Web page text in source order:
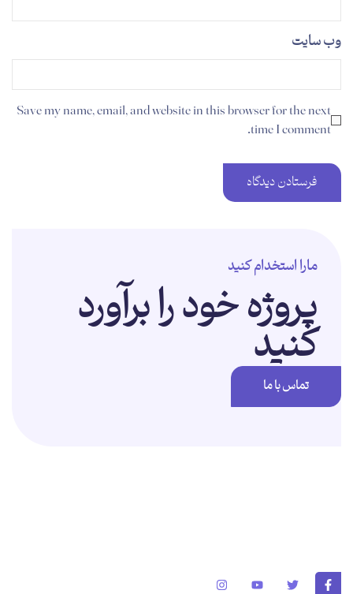
وب‌ سایت
Save my name, email, and website in this browser for the next
time I comment.
مارا استخدام کنید
پروژه خود را برآورد
کنید
تماس با ما